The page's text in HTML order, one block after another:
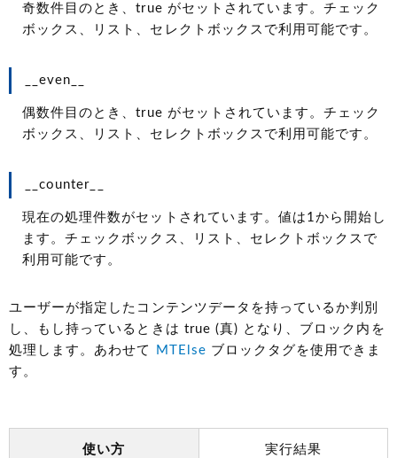
奇数件目のとき、true がセットされています。チェック
ボックス、リスト、セレクトボックスで利用可能です。
__even__
偶数件目のとき、true がセットされています。チェック
ボックス、リスト、セレクトボックスで利用可能です。
__counter__
現在の処理件数がセットされています。値は1から開始し
ます。チェックボックス、リスト、セレクトボックスで
利用可能です。
ユーザーが指定したコンテンツデータを持っているか判別
し、もし持っているときは true (真) となり、ブロック内を
処理します。あわせて
MTElse ブロックタグを使用できま
す。
使い方 実行結果